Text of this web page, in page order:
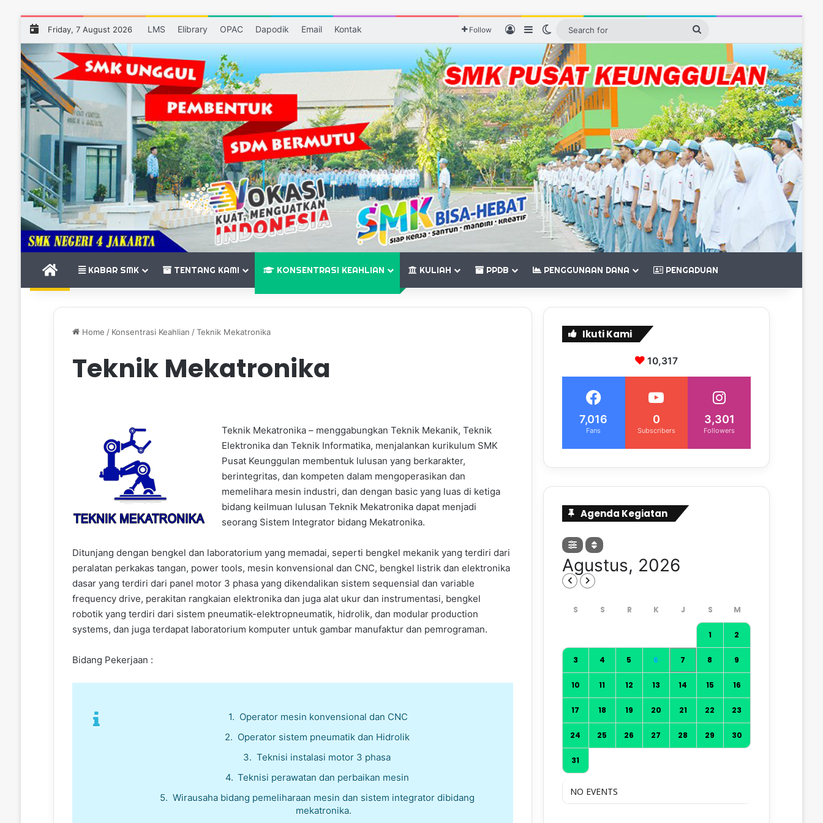
Friday, 7 August 2026 LMS Elibrary OPAC Dapodik Email Kontak Follow Log InSidebarSwitch skin
Search
BERANDAKABAR SMK TENTANG KAMI KONSENTRASI KEAHLIAN KULIAH PPDB PENGGUNAAN DANA PENGADUAN
Home / Konsentrasi Keahlian /Teknik Mekatronika
Teknik Mekatronika
Teknik Mekatronika – menggabungkan Teknik Mekanik, Teknik
Elektronika dan Teknik Informatika, menjalankan kurikulum SMK
Pusat Keunggulan membentuk lulusan yang berkarakter,
berintegritas, dan kompeten dalam mengoperasikan dan
memelihara mesin industri, dan dengan basic yang luas di ketiga
bidang keilmuan lulusan Teknik Mekatronika dapat menjadi
seorang Sistem Integrator bidang Mekatronika.
Ditunjang dengan bengkel dan laboratorium yang memadai, seperti bengkel mekanik yang terdiri dari
peralatan perkakas tangan, power tools, mesin konvensional dan CNC, bengkel listrik dan elektronika
dasar yang terdiri dari panel motor 3 phasa yang dikendalikan sistem sequensial dan variable
frequency drive, perakitan rangkaian elektronika dan juga alat ukur dan instrumentasi, bengkel
robotik yang terdiri dari sistem pneumatik-elektropneumatik, hidrolik, dan modular production
systems, dan juga terdapat laboratorium komputer untuk gambar manufaktur dan pemrograman.
Bidang Pekerjaan :
Operator mesin konvensional dan CNC
Operator sistem pneumatik dan Hidrolik
Teknisi instalasi motor 3 phasa
Teknisi perawatan dan perbaikan mesin
Wirausaha bidang pemeliharaan mesin dan sistem integrator dibidang
mekatronika.
Ikuti Kami
10,317
7,016
Fans
0
Subscribers
3,301
Followers
Agenda Kegiatan
Agustus, 2026
1 2
3 4 5 6 7 8 9
10 11 12 13 14 15 16
17 18 19 20 21 22 23
24 25 26 27 28 29 30
31
NO EVENTS